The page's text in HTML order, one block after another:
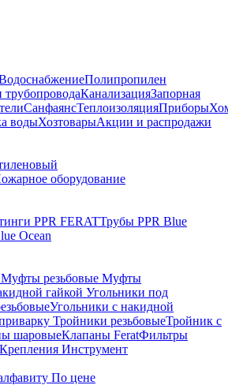
Полипропилен
трубопроводаКанализацияЗапорная
СанфаянсТеплоизоляцияПриборы
водыХозтоварыАкции и распродажи
оборудование
PPR FERATТрубы PPR Blue
Ocean
Муфты резьбовые Муфты
гайкой Угольники под
Угольники с накидной
Тройники резьбовыеТройник с
шаровыеКлапаны FeratФильтры
Крепления Инструмент
По цене